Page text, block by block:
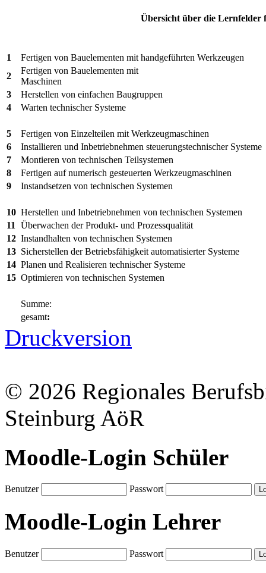
Übersicht über die
1
Fertigen von Bauelementen mit handgeführten Werkzeugen
2
Fertigen von Bauelementen mit
Maschinen
3
Herstellen von einfachen Baugruppen
4
Warten technischer Systeme
5
Fertigen von Einzelteilen mit Werkzeugmaschinen
6
Installieren und Inbetriebnehmen steuerungstechnischer Systeme
7
Montieren von technischen Teilsystemen
8
Fertigen auf numerisch gesteuerten Werkzeugmaschinen
9
Instandsetzen von technischen Systemen
10 Herstellen und Inbetriebnehmen von technischen Systemen
11
Überwachen der Produkt- und Prozessqualität
12 Instandhalten von technischen Systemen
13 Sicherstellen der Betriebsfähigkeit automatisierter Systeme
14 Planen und Realisieren technischer Systeme
15 Optimieren von technischen Systemen
Summe:
gesamt:
Druckversion
© 2026 Regionales
Steinburg AöR
Moodle-Login Schüler
Benutzer Passwort
Moodle-Login Lehrer
Benutzer Passwort